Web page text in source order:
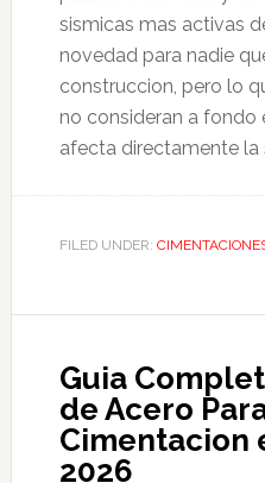
sismicas mas activas
novedad para nadie
construccion, pero lo
no consideran a
afecta directamente la
FILED UNDER:
Guia
de Acero
Cimentacion
2026